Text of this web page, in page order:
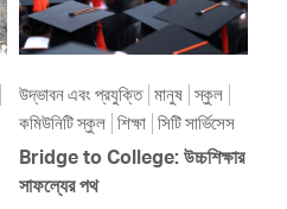
উদ্ভাবন এবং প্রযুক্তি মানুষ স্কুল
কমিউনিটি স্কুল শিক্ষা সিটি সার্ভিসেস
Bridge to College: উচ্চশিক্ষার
সাফল্যের পথ